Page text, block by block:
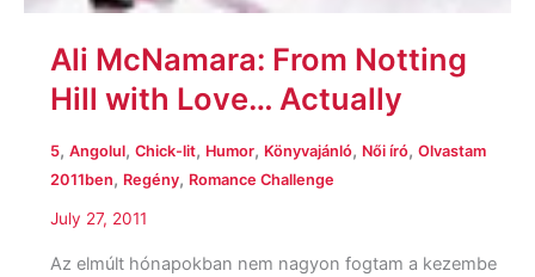
Ali McNamara: From Notting
Hill with Love… Actually
5, Angolul, Chick-lit, Humor, Könyvajánló, Női író, Olvastam
2011ben, Regény, Romance Challenge
July 27, 2011
Az elmúlt hónapokban nem nagyon fogtam a kezembe